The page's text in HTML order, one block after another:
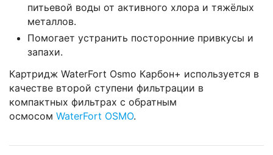
питьевой воды от активного хлора и тяжёлых
металлов.
Помогает устранить посторонние привкусы и
запахи.
Картридж WaterFort Osmo Карбон+ используется в
качестве второй ступени фильтрации в
компактных фильтрах с обратным
осмосом WaterFort OSMO.